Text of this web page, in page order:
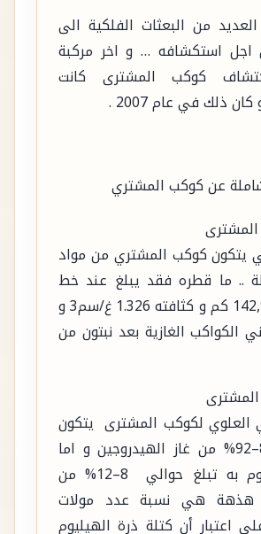
من البعثات الفلكية الى
اجل استكشافه … و اخر مركبة
كوكب المشترى كانت
ذلك في عام 2007 .
كوكب المشتري من مواد
.. ما قطره فقد يبلغ عند خط
الاستواء 142,984 كم و كثافته 1.326 غ/سم3 و
الكواكب الغازية بعد نبتون من
العلوي لكوكب المشترى يتكون
من نسبة 88–92% من غاز الهيدروجين و اما
نسبة الهيليوم به تبلغ حوالي 8–12% من
و هذهة هي نسبة عدد مولات
اعتبار أن كتلة ذرة الهيليوم